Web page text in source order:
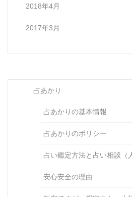
2018年4月
2017年3月
占あかり
占あかりの基本情報
占あかりのポリシー
占い鑑定方法と占い相談（
安心安全の理由